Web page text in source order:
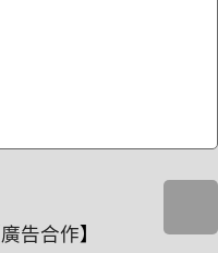
廣告合作】